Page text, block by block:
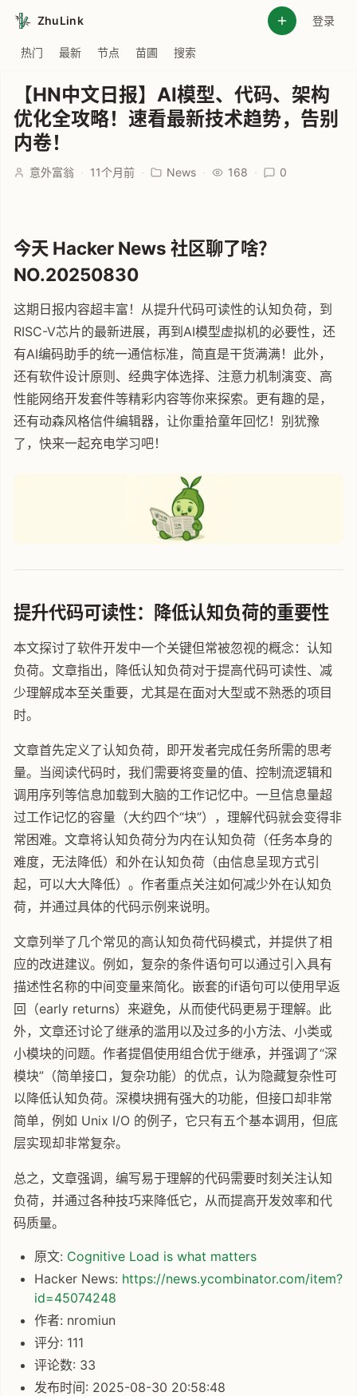
ZhuLink 登录
热门 最新 节点 苗圃 搜索
【HN中文日报】AI模型、代码、架构
优化全攻略！速看最新技术趋势，告别
内卷！
意外富翁 · 11个月前 · News · 168 · 0
今天 Hacker News 社区聊了啥？
NO.20250830
这期日报内容超丰富！从提升代码可读性的认知负荷，到
RISC-V芯片的最新进展，再到AI模型虚拟机的必要性，还
有AI编码助手的统一通信标准，简直是干货满满！此外，
还有软件设计原则、经典字体选择、注意力机制演变、高
性能网络开发套件等精彩内容等你来探索。更有趣的是，
还有动森风格信件编辑器，让你重拾童年回忆！别犹豫
了，快来一起充电学习吧！
提升代码可读性：降低认知负荷的重要性
本文探讨了软件开发中一个关键但常被忽视的概念：认知
负荷。文章指出，降低认知负荷对于提高代码可读性、减
少理解成本至关重要，尤其是在面对大型或不熟悉的项目
时。
文章首先定义了认知负荷，即开发者完成任务所需的思考
量。当阅读代码时，我们需要将变量的值、控制流逻辑和
调用序列等信息加载到大脑的工作记忆中。一旦信息量超
过工作记忆的容量（大约四个“块”），理解代码就会变得非
常困难。文章将认知负荷分为内在认知负荷（任务本身的
难度，无法降低）和外在认知负荷（由信息呈现方式引
起，可以大大降低）。作者重点关注如何减少外在认知负
荷，并通过具体的代码示例来说明。
文章列举了几个常见的高认知负荷代码模式，并提供了相
应的改进建议。例如，复杂的条件语句可以通过引入具有
描述性名称的中间变量来简化。嵌套的if语句可以使用早返
回（early returns）来避免，从而使代码更易于理解。此
外，文章还讨论了继承的滥用以及过多的小方法、小类或
小模块的问题。作者提倡使用组合优于继承，并强调了“深
模块”（简单接口，复杂功能）的优点，认为隐藏复杂性可
以降低认知负荷。深模块拥有强大的功能，但接口却非常
简单，例如 Unix I/O 的例子，它只有五个基本调用，但底
层实现却非常复杂。
总之，文章强调，编写易于理解的代码需要时刻关注认知
负荷，并通过各种技巧来降低它，从而提高开发效率和代
码质量。
原文: Cognitive Load is what matters
Hacker News: https://news.ycombinator.com/item?
id=45074248
作者: nromiun
评分: 111
评论数: 33
发布时间: 2025-08-30 20:58:48